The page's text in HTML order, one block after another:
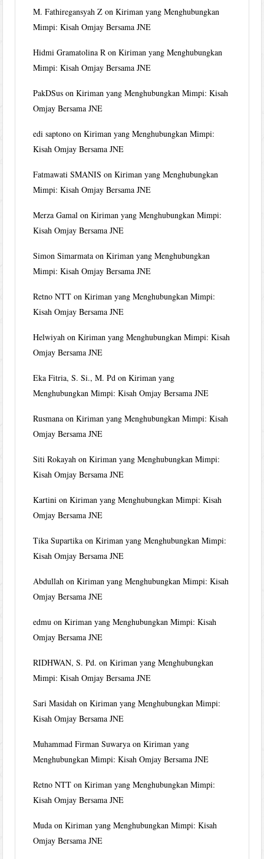
M. Fathiregansyah Z onKiriman yang Menghubungkan
Mimpi: Kisah Omjay Bersama JNE
Hidmi Gramatolina R onKiriman yang Menghubungkan
Mimpi: Kisah Omjay Bersama JNE
PakDSus onKiriman yang Menghubungkan Mimpi: Kisah
Omjay Bersama JNE
edi saptono onKiriman yang Menghubungkan Mimpi:
Kisah Omjay Bersama JNE
Fatmawati SMANIS onKiriman yang Menghubungkan
Mimpi: Kisah Omjay Bersama JNE
Merza Gamal onKiriman yang Menghubungkan Mimpi:
Kisah Omjay Bersama JNE
Simon Simarmata onKiriman yang Menghubungkan
Mimpi: Kisah Omjay Bersama JNE
Retno NTT onKiriman yang Menghubungkan Mimpi:
Kisah Omjay Bersama JNE
Helwiyah onKiriman yang Menghubungkan Mimpi: Kisah
Omjay Bersama JNE
Eka Fitria, S. Si., M. Pd onKiriman yang
Menghubungkan Mimpi: Kisah Omjay Bersama JNE
Rusmana onKiriman yang Menghubungkan Mimpi: Kisah
Omjay Bersama JNE
Siti Rokayah onKiriman yang Menghubungkan Mimpi:
Kisah Omjay Bersama JNE
Kartini onKiriman yang Menghubungkan Mimpi: Kisah
Omjay Bersama JNE
Tika Supartika onKiriman yang Menghubungkan Mimpi:
Kisah Omjay Bersama JNE
Abdullah onKiriman yang Menghubungkan Mimpi: Kisah
Omjay Bersama JNE
edmu onKiriman yang Menghubungkan Mimpi: Kisah
Omjay Bersama JNE
RIDHWAN, S. Pd. onKiriman yang Menghubungkan
Mimpi: Kisah Omjay Bersama JNE
Sari Masidah onKiriman yang Menghubungkan Mimpi:
Kisah Omjay Bersama JNE
Muhammad Firman Suwarya onKiriman yang
Menghubungkan Mimpi: Kisah Omjay Bersama JNE
Retno NTT onKiriman yang Menghubungkan Mimpi:
Kisah Omjay Bersama JNE
Muda onKiriman yang Menghubungkan Mimpi: Kisah
Omjay Bersama JNE